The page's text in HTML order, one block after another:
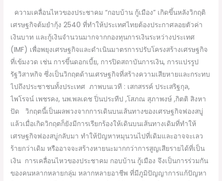
ความเคลื่อนไหวของประชาคม “กอบบ้าน กู้เมือง” เกิดขึ้นหลังวิกฤติ
เศรษฐกิจต้มยำกุ้ง 2540 ที่ทำให้ประเทศไทยต้องประกาศลอยตัวค่า
เงินบาท และกู้เงินจำนวนมากจากกองทุนการเงินระหว่างประเทศ
(IMF) เพื่อพยุงเศรษฐกิจและดำเนินมาตรการปรับโครงสร้างเศรษฐกิจ
ที่เข้มงวด เช่น การขึ้นดอกเบี้ย, การปิดสถาบันการเงิน, การแปรรูป
รัฐวิสาหกิจ ซึ่งเป็นวิกฤตด้านเศรษฐกิจที่สร้างความเสียหายและกระทบ
ไปถึงประชาชนทั้งประเทศ ภาพบนเวที : เสกสรรค์ ประเสริฐกุล,
ไพโรจน์ เพชรคง, นพ.พลเดช ปิ่นประทีป ,โสภณ สุภาพงษ์ ,กิตติ สิงหา
ปัด วิกฤตนี้เป็นผลพวงจากการเดินบนเส้นทางของเศรษฐกิจฟองสบู่
แล้วเมื่อเกิดวิกฤตก็ยังมีการเรียกร้องให้เดินบนเส้นทางเดิมที่ทำให้
เศรษฐกิจฟองสบู่กลับมา ทำให้ปัญหาหมุนวนไปที่เดิมและอาจจะเลว
ร้ายกว่าเดิม หรืออาจจะสร้างหายนะมากกว่าการสูญเสียรายได้ที่เป็น
เงิน การเคลื่อนไหวของประชาคม กอบบ้าน กู้เมือง จึงเป็นการร่วมกัน
ของคนหลากหลายกลุ่ม หลากหลายอาชีพ ที่มีภูมิปัญญาการแก้ปัญหา